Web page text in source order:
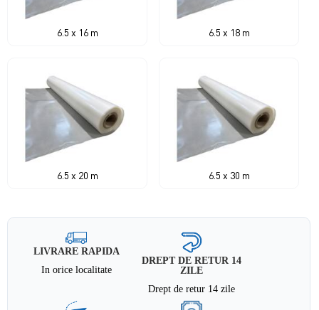
6.5 x 16 m 6.5 x 18 m
6.5 x 20 m 6.5 x 30 m
LIVRARE RAPIDA
In orice localitate
DREPT DE RETUR 14
ZILE
Drept de retur 14 zile